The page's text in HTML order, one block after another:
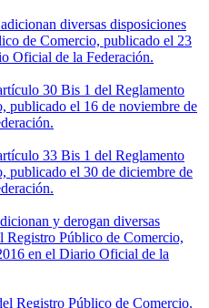
diversas disposiciones
de Comercio, publicado el 23
Oficial de la Federación.
30 Bis 1 del Reglamento
publicado el 16 de noviembre de
33 Bis 1 del Reglamento
publicado el 30 de diciembre de
y derogan diversas
Registro Público de Comercio,
en el Diario Oficial de la
Registro Público de Comercio.